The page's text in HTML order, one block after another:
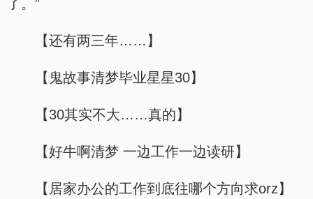
了。”
【还有两三年……】
【鬼故事清梦毕业星星30】
【30其实不大……真的】
【好牛啊清梦 一边工作一边读研】
【居家办公的工作到底往哪个方向求orz】